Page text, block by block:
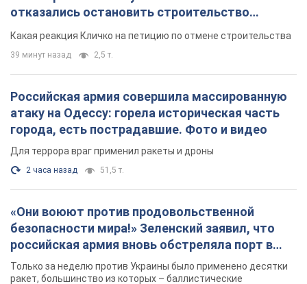
Киево-Печерскую лавру закроют 80-метровым
"монстром"? Почему киевские власти
отказались остановить строительство
небоскреба "московского верующего"
2,5 т.
Российская армия совершила массированную
атаку на Одессу: горела историческая часть